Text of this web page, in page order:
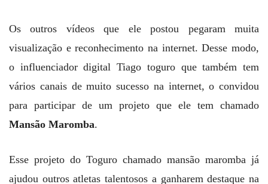
Os outros vídeos que ele postou pegaram muita
visualização e reconhecimento na internet. Desse modo,
o influenciador digital Tiago toguro que também tem
vários canais de muito sucesso na internet, o convidou
para participar de um projeto que ele tem chamado
Mansão Maromba.
Esse projeto do Toguro chamado mansão maromba já
ajudou outros atletas talentosos a ganharem destaque na